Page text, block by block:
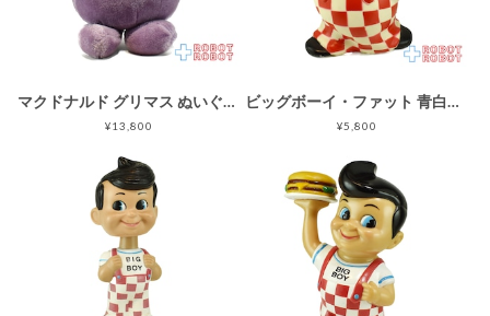
マクドナルド グリマス ぬいぐるみ人形 35センチ 1983 企業物
¥13,800
ビッグボーイ・ファット 青白顔 ソフビ貯金箱 1980's CHINA 企業物 底蓋欠
¥5,800